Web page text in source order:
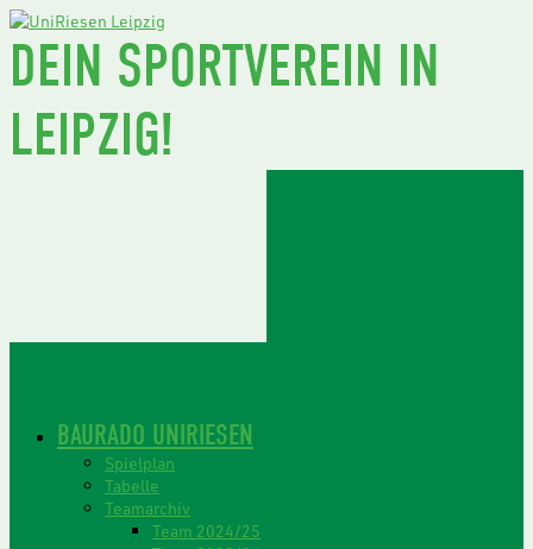
DEIN SPORTVEREIN IN
LEIPZIG!
BAURADO UNIRIESEN
Spielplan
Tabelle
Teamarchiv
Team 2024/25